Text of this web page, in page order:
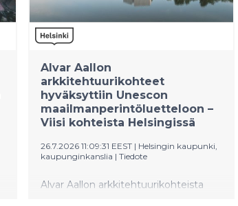
Alvar Aallon
arkkitehtuurikohteet
hyväksyttiin Unescon
maailmanperintöluetteloon –
Viisi kohteista Helsingissä
26.7.2026 11:09:31 EEST | Helsingin kaupunki,
kaupunginkanslia | Tiedote
Alvar Aallon arkkitehtuurikohteista